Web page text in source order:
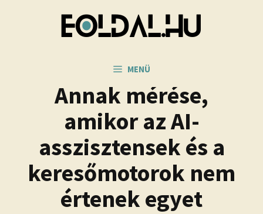
MENÜ
Annak mérése,
amikor az AI-
asszisztensek és a
keresőmotorok nem
értenek egyet